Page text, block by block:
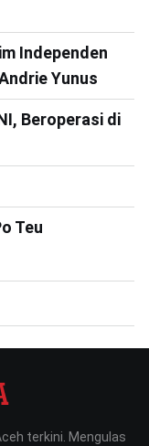
Independen
Yunus
Beroperasi di
Teu
terkini. Mengulas